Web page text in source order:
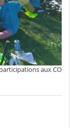
aux CO